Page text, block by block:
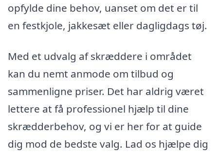
opfylde dine behov, uanset om det er til
en festkjole, jakkesæt eller dagligdags tøj.
Med et udvalg af skræddere i området
kan du nemt anmode om tilbud og
sammenligne priser. Det har aldrig været
lettere at få professionel hjælp til dine
skrædderbehov, og vi er her for at guide
dig mod de bedste valg. Lad os hjælpe dig